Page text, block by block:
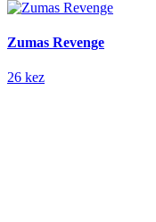
Zumas Revenge
26 kez